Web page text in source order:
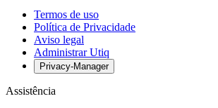
Termos de uso
Política de Privacidade
Aviso legal
Administrar Utiq
Privacy-Manager
Assistência